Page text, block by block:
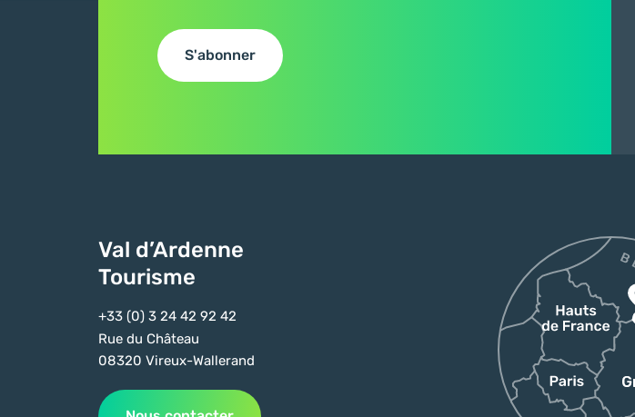
S'abonner
Val d’Ardenne
Tourisme
+33 (0) 3 24 42 92 42
Rue du Château
08320 Vireux-Wallerand